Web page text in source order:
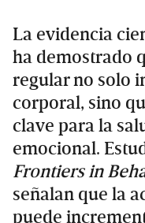
La evidencia
ha demostrado
regular no solo
corporal, sino
clave para la
emocional.
Frontiers in
señalan que la
puede